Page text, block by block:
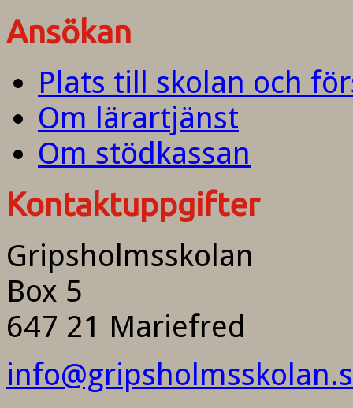
Ansökan
Plats till skolan och
Om lärartjänst
Om stödkassan
Kontaktuppgifter
Gripsholmsskolan
Box 5
647 21 Mariefred